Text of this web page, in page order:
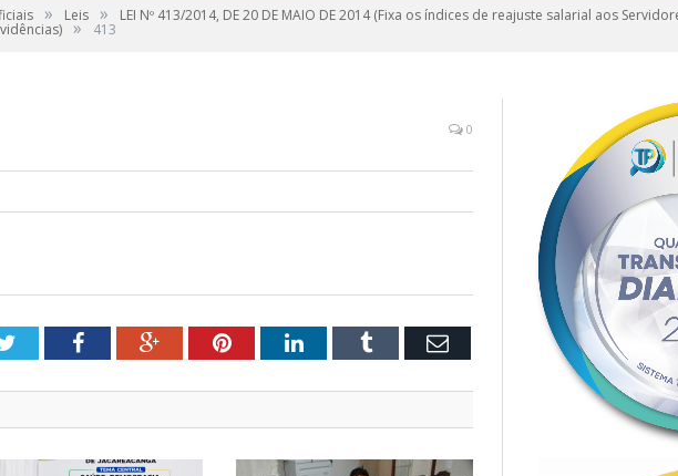
» Leis » LEI Nº 413/2014, DE 20 DE MAIO DE 2014 (Fixa os índices de reajuste salarial aos
» 413
0
TwitterFacebookGoogle+PinterestLinkedInTumblr Email